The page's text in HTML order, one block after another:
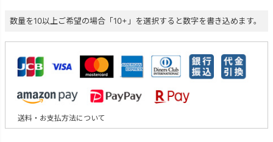
数量を10以上ご希望の場合「10+」を選択すると数字を書き込めます。
送料・お支払方法について